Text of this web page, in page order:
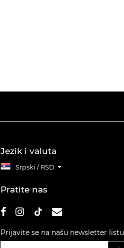
Jezik i valuta
Srpski / RSD
Pratite nas
Prijavite se na našu newsletter listu